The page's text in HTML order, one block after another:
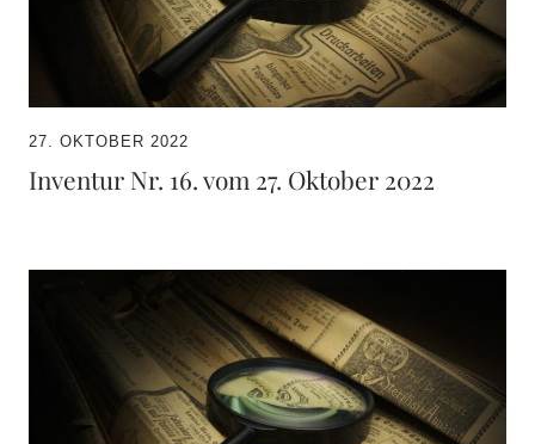
27. OKTOBER 2022
Inventur Nr. 16. vom 27. Oktober 2022